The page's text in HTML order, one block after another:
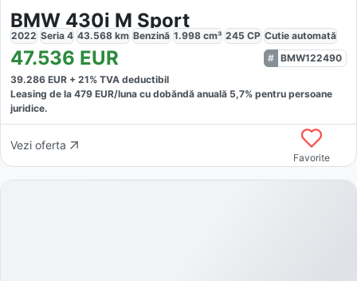
BMW 430i M Sport
2022 Seria 4 43.568 km Benzină 1.998 cm³ 245 CP Cutie automată
47.536 EUR
BMW122490
39.286 EUR + 21% TVA deductibil
Leasing de la 479 EUR/luna cu dobăndă anuală 5,7% pentru persoane
juridice.
Vezi oferta
Favorite